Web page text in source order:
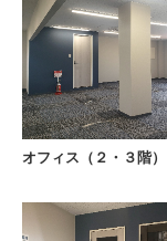
オフィス（２・３階）